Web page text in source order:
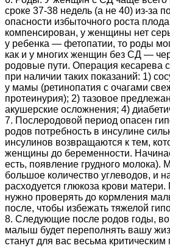
сроке 37-38 недель (а не 40) из-за
опасности избыточного роста
компенсирован, у женщины нет
у ребенка — фетопатии, то роды
как и у многих женщин без СД —
родовые пути. Операция кесарева
при наличии таких показаний: 1)
у мамы (ретинопатия с очагами
протеинурия); 2) тазовое
акушерские осложнения; 4)
7. Послеродовой период опасен
родов потребность в инсулине
инсулинов возвращаются к тем,
женщины до беременности.
есть, появление грудного молока).
большое количество углеводов, и
расходуется глюкоза крови
нужно проверять до кормления
после, чтобы избежать тяжелой
8. Следующие после родов годы,
малыш будет переполнять вашу
станут для вас весьма